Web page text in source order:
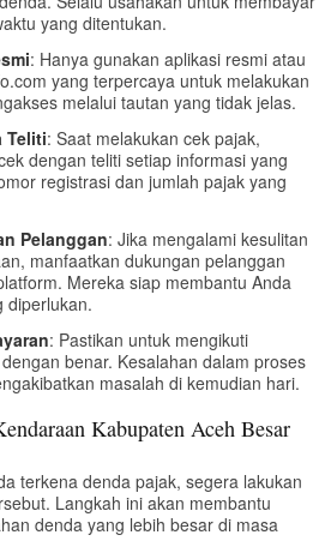
yang ditentukan.
: Hanya gunakan aplikasi resmi atau
yang terpercaya untuk melakukan
melalui tautan yang tidak jelas.
Teliti: Saat melakukan cek pajak,
dengan teliti setiap informasi yang
registrasi dan jumlah pajak yang
Pelanggan: Jika mengalami kesulitan
manfaatkan dukungan pelanggan
Mereka siap membantu Anda
diperlukan.
: Pastikan untuk mengikuti
benar. Kesalahan dalam proses
masalah di kemudian hari.
Kabupaten Aceh Besar
terkena denda pajak, segera lakukan
Langkah ini akan membantu
denda yang lebih besar di masa